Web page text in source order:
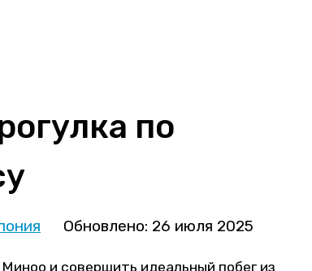
по
Обновлено: 26 июля 2025
и совершить идеальный побег из